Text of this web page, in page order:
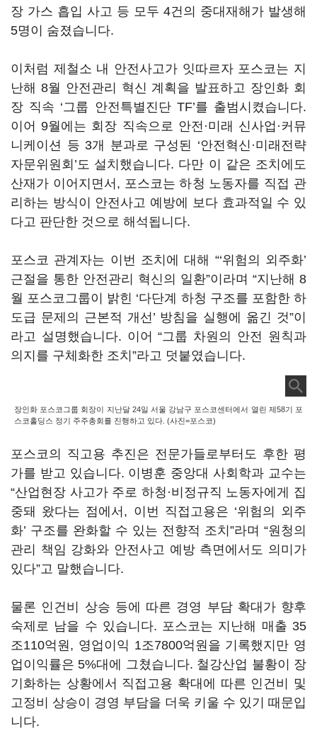
장 가스 흡입 사고 등 모두 4건의 중대재해가 발생해
5명이 숨졌습니다.
이처럼 제철소 내 안전사고가 잇따르자 포스코는 지
난해 8월 안전관리 혁신 계획을 발표하고 장인화 회
장 직속 ‘그룹 안전특별진단 TF’를 출범시켰습니다.
이어 9월에는 회장 직속으로 안전·미래 신사업·커뮤
니케이션 등 3개 분과로 구성된 ‘안전혁신·미래전략
자문위원회’도 설치했습니다. 다만 이 같은 조치에도
산재가 이어지면서, 포스코는 하청 노동자를 직접 관
리하는 방식이 안전사고 예방에 보다 효과적일 수 있
다고 판단한 것으로 해석됩니다.
포스코 관계자는 이번 조치에 대해 “‘위험의 외주화’
근절을 통한 안전관리 혁신의 일환”이라며 “지난해 8
월 포스코그룹이 밝힌 ‘다단계 하청 구조를 포함한 하
도급 문제의 근본적 개선’ 방침을 실행에 옮긴 것”이
라고 설명했습니다. 이어 “그룹 차원의 안전 원칙과
의지를 구체화한 조치”라고 덧붙였습니다.
장인화 포스코그룹 회장이 지난달 24일 서울 강남구 포스코센터에서 열린 제58기 포
스코홀딩스 정기 주주총회를 진행하고 있다. (사진=포스코)
포스코의 직고용 추진은 전문가들로부터도 후한 평
가를 받고 있습니다. 이병훈 중앙대 사회학과 교수는
“산업현장 사고가 주로 하청·비정규직 노동자에게 집
중돼 왔다는 점에서, 이번 직접고용은 ‘위험의 외주
화’ 구조를 완화할 수 있는 전향적 조치”라며 “원청의
관리 책임 강화와 안전사고 예방 측면에서도 의미가
있다”고 말했습니다.
물론 인건비 상승 등에 따른 경영 부담 확대가 향후
숙제로 남을 수 있습니다. 포스코는 지난해 매출 35
조110억원, 영업이익 1조7800억원을 기록했지만 영
업이익률은 5%대에 그쳤습니다. 철강산업 불황이 장
기화하는 상황에서 직접고용 확대에 따른 인건비 및
고정비 상승이 경영 부담을 더욱 키울 수 있기 때문입
니다.